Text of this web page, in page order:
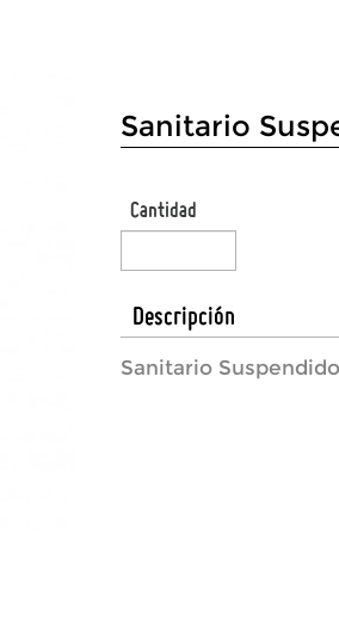
Sanitario
Cantidad
Descripción
Sanitario Suspendido